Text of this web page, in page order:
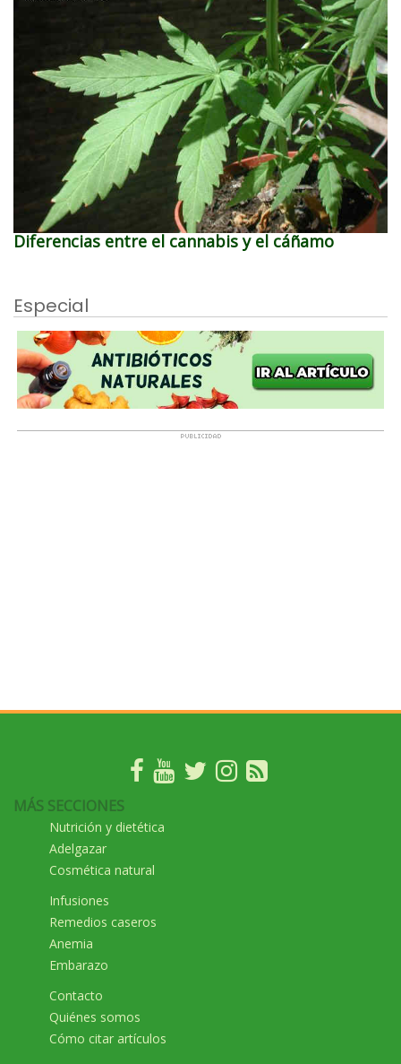
Diferencias entre el cannabis y el cáñamo
Especial
MÁS SECCIONES
Nutrición y dietética
Adelgazar
Cosmética natural
Infusiones
Remedios caseros
Anemia
Embarazo
Contacto
Quiénes somos
Cómo citar artículos